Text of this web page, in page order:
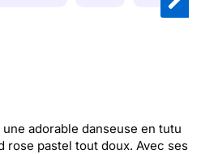
adorable danseuse en tutu
rose pastel tout doux. Avec ses